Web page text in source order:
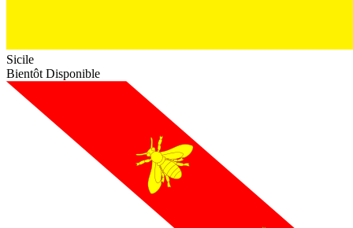
Sicile
Bientôt Disponible